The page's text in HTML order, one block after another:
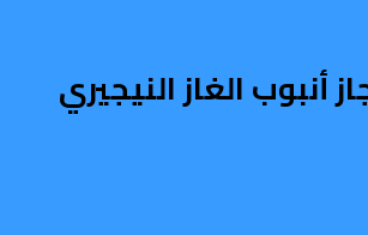
الغاز النيجيري